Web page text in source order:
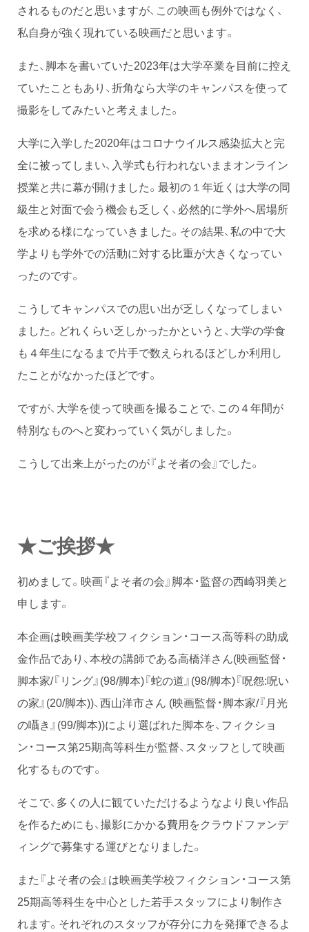
されるものだと思いますが、この映画も例外ではなく、
私自身が強く現れている映画だと思います。
また、脚本を書いていた2023年は大学卒業を目前に控え
ていたこともあり、折角なら大学のキャンパスを使って
撮影をしてみたいと考えました。
大学に入学した2020年はコロナウイルス感染拡大と完
全に被ってしまい、入学式も行われないままオンライン
授業と共に幕が開けました。最初の１年近くは大学の同
級生と対面で会う機会も乏しく、必然的に学外へ居場所
を求める様になっていきました。その結果、私の中で大
学よりも学外での活動に対する比重が大きくなってい
ったのです。
こうしてキャンパスでの思い出が乏しくなってしまい
ました。どれくらい乏しかったかというと、大学の学食
も４年生になるまで片手で数えられるほどしか利用し
たことがなかったほどです。
ですが、大学を使って映画を撮ることで、この４年間が
特別なものへと変わっていく気がしました。
こうして出来上がったのが『よそ者の会』でした。
★ご挨拶★
初めまして。映画『よそ者の会』脚本・監督の西崎羽美と
申します。
本企画は映画美学校フィクション・コース高等科の助成
金作品であり、本校の講師である高橋洋さん(映画監督・
脚本家/『リング』(98/脚本)『蛇の道』(98/脚本)『呪怨:呪い
の家』(20/脚本))、西山洋市さん (映画監督・脚本家/『月光
の囁き』(99/脚本))により選ばれた脚本を、フィクショ
ン・コース第25期高等科生が監督、スタッフとして映画
化するものです。
そこで、多くの人に観ていただけるようなより良い作品
を作るためにも、撮影にかかる費用をクラウドファンデ
ィングで募集する運びとなりました。
また『よそ者の会』は映画美学校フィクション・コース第
25期高等科生を中心とした若手スタッフにより制作さ
れます。それぞれのスタッフが存分に力を発揮できるよ